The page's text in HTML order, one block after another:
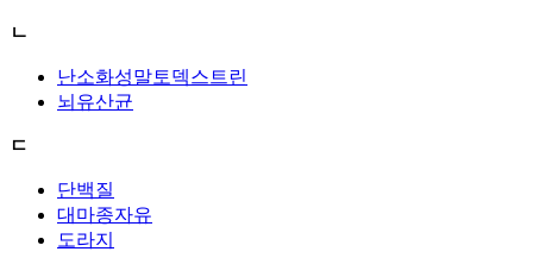
ㄴ
난소화성말토덱스트린
뇌유산균
ㄷ
단백질
대마종자유
도라지